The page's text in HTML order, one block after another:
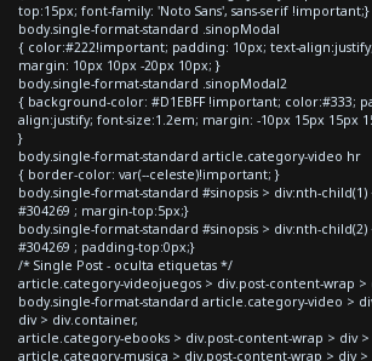
top:15px; font-family: 'Noto Sans', sans-serif !important;}
body.single-format-standard .sinopModal
{ color:#222!important; padding: 10px; text-
margin: 10px 10px -20px 10px; }
body.single-format-standard .sinopModal2
{ background-color: #D1EBFF !important; color:#333;
align:justify; font-size:1.2em; margin: -10px 15px 15px
}
body.single-format-standard article.category-video hr
{ border-color: var(--celeste)!important; }
body.single-format-standard #sinopsis > div:nth-
#304269 ; margin-top:5px;}
body.single-format-standard #sinopsis > div:nth-
#304269 ; padding-top:0px;}
/* Single Post - oculta etiquetas */
article.category-videojuegos > div.post-content-wrap >
body.single-format-standard article.category-video >
div > div.container,
article.category-ebooks > div.post-content-wrap > div
article.category-musica > div.post-content-wrap > div